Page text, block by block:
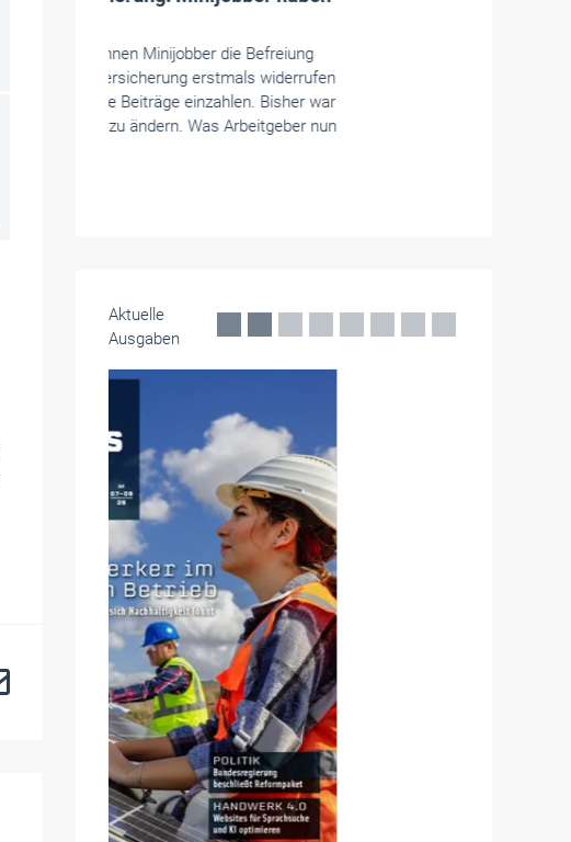
Wahlfreiheit bei der Altersvorsorge
Das Handwerk im Kammerbezirk Münster steht
einer Reform der Altersvorsorge für
Selbstständige grundsätzlich offen gegenüber.
Aktuelle
Ausgaben